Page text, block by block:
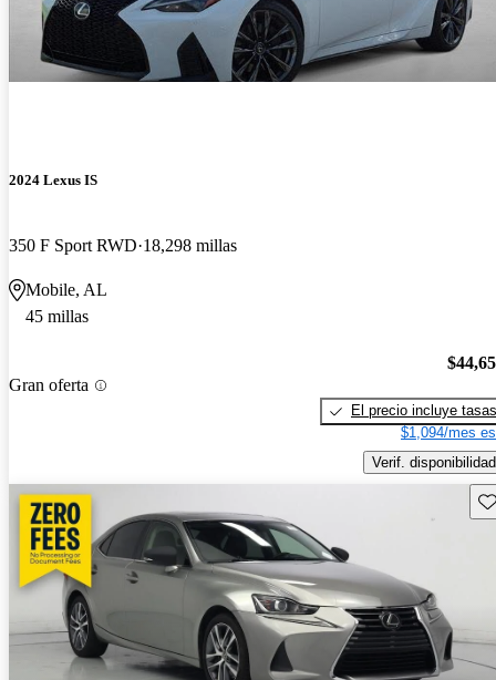
2024 Lexus IS
350 F Sport RWD 18,298 millas
Mobile, AL
45 millas
Gran oferta
El precio incluye tasas
$1,094/mes
Verif. disponibilidad